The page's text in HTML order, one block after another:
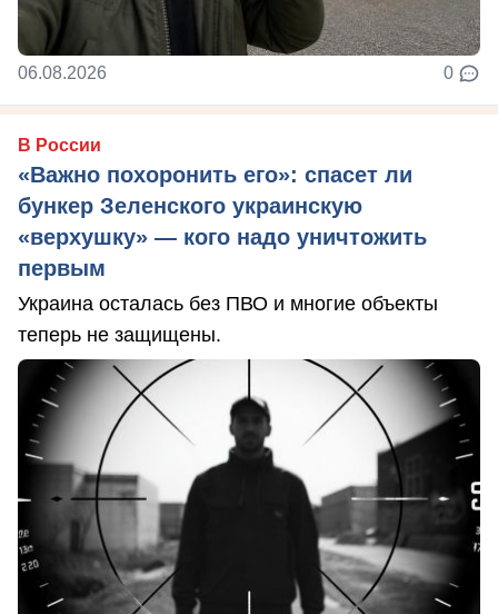
06.08.2026 0
В России
«Важно похоронить его»: спасет ли
бункер Зеленского украинскую
«верхушку» — кого надо уничтожить
первым
Украина осталась без ПВО и многие объекты
теперь не защищены.